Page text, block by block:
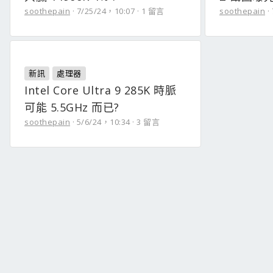
soothepain 7/25/24，10:07 1 留言 soothepain
新訊 處理器
Intel Core Ultra 9 285K 時脈
可能 5.5GHz 而已?
soothepain 5/6/24，10:34 3 留言